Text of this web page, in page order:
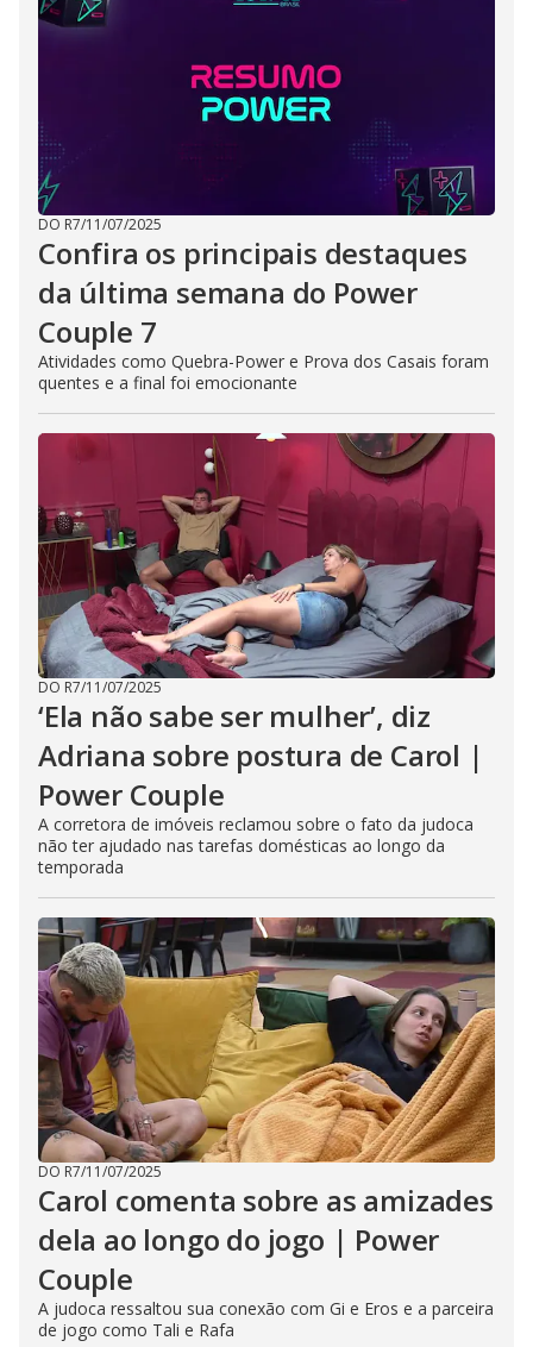
DO R7/11/07/2025
Confira os principais destaques
da última semana do Power
Couple 7
Atividades como Quebra-Power e Prova dos Casais foram
quentes e a final foi emocionante
DO R7/11/07/2025
‘Ela não sabe ser mulher’, diz
Adriana sobre postura de Carol |
Power Couple
A corretora de imóveis reclamou sobre o fato da judoca
não ter ajudado nas tarefas domésticas ao longo da
temporada
DO R7/11/07/2025
Carol comenta sobre as amizades
dela ao longo do jogo | Power
Couple
A judoca ressaltou sua conexão com Gi e Eros e a parceira
de jogo como Tali e Rafa